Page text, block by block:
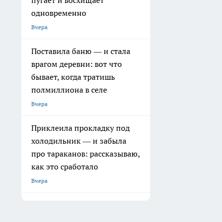
одновременно
Вчера
Поставила баню — и стала
врагом деревни: вот что
бывает, когда тратишь
полмиллиона в селе
Вчера
Приклеила прокладку под
холодильник — и забыла
про тараканов: рассказываю,
как это сработало
Вчера